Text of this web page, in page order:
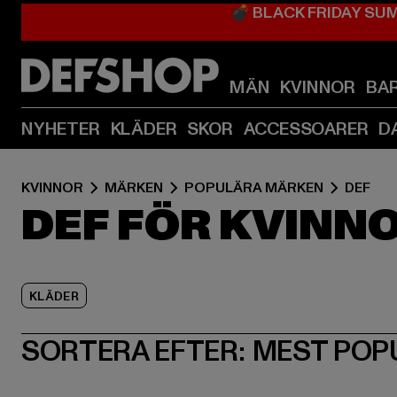
💣 BLACK FRIDAY
MÄN KVINNOR
NYHETER KLÄDER SKOR ACCESSOARER
KVINNOR MÄRKEN POPULÄRA MÄRKEN DEF
DEF FÖR
KLÄDER
SORTERA EFTER: MEST